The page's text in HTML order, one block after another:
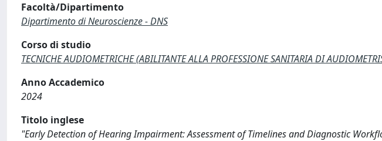
Facoltà/Dipartimento
Dipartimento di Neuroscienze - DNS
Corso di studio
TECNICHE AUDIOMETRICHE (ABILITANTE ALLA PROFESSIONE SANITARIA DI
Anno Accademico
2024
Titolo inglese
"Early Detection of Hearing Impairment: Assessment of Timelines and Diagnostic